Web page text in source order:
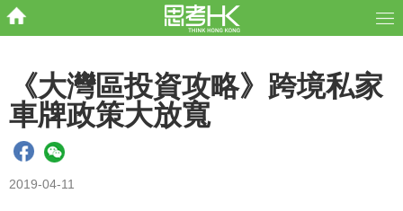
《大灣區投資攻略》跨境私家
車牌政策大放寬
2019-04-11